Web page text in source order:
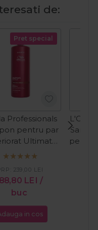
de:
Pret special
Professionals
pentru par
Ultimate
1 1000ml
LEI /
buc
239,00 LEI
in cos
pentru